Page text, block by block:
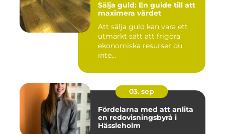
Sälja guld: En guide till att
maximera värdet
Att sälja guld kan vara ett
utmärkt sätt att frigöra
ekonomiska resurser du
inte...
03. sep
Fördelarna med att anlita
en redovisningsbyrå i
Hässleholm